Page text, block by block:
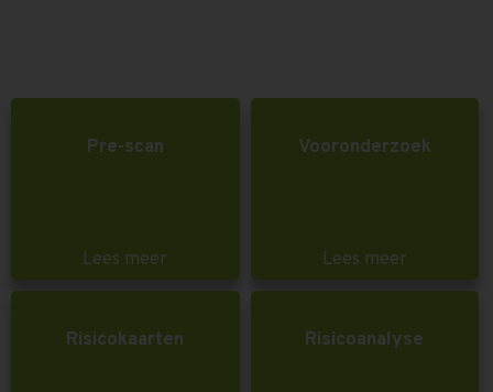
Pre-scan
Lees meer
Vooronderzoek
Lees meer
Risicokaarten Risicoanalyse